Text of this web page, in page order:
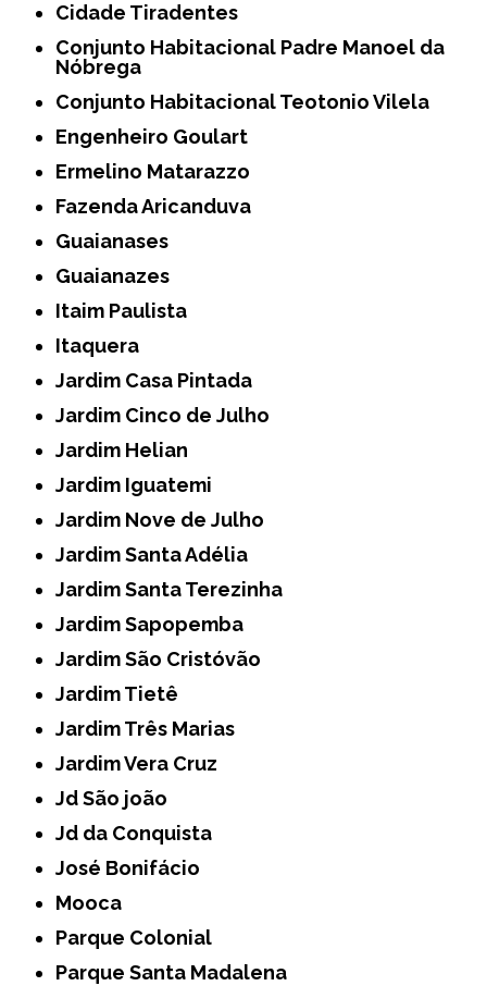
Cidade Tiradentes
Conjunto Habitacional Padre Manoel da
Nóbrega
Conjunto Habitacional Teotonio Vilela
Engenheiro Goulart
Ermelino Matarazzo
Fazenda Aricanduva
Guaianases
Guaianazes
Itaim Paulista
Itaquera
Jardim Casa Pintada
Jardim Cinco de Julho
Jardim Helian
Jardim Iguatemi
Jardim Nove de Julho
Jardim Santa Adélia
Jardim Santa Terezinha
Jardim Sapopemba
Jardim São Cristóvão
Jardim Tietê
Jardim Três Marias
Jardim Vera Cruz
Jd São joão
Jd da Conquista
José Bonifácio
Mooca
Parque Colonial
Parque Santa Madalena